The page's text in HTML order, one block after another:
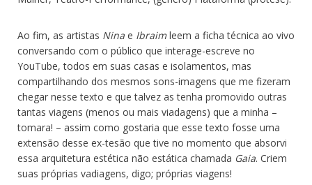
Ao fim, as artistas Nina e Ibraimleem a ficha técnica ao vivo
conversando com o público que interage-escreve no
YouTube, todos em suas casas e isolamentos, mas
compartilhando dos mesmos sons-imagens que me fizeram
chegar nesse texto e que talvez as tenha promovido outras
tantas viagens (menos ou mais viadagens) que a minha –
tomara! – assim como gostaria que esse texto fosse uma
extensão desse ex-tesão que tive no momento que absorvi
essa arquitetura estética não estática chamada Gaia. Criem
suas próprias vadiagens, digo; próprias viagens!